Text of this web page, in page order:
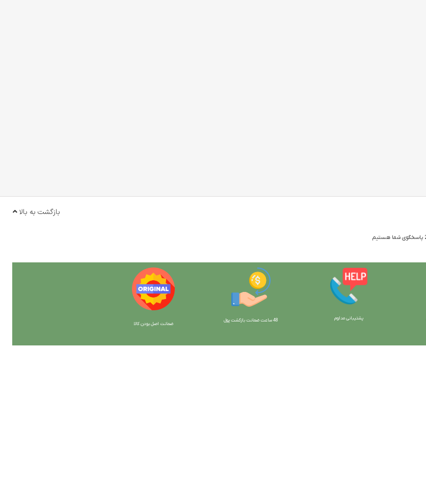
بازگشت به بالا
پشتیبانی مداوم 48 ساعت ضمانت بازگش ت پول
ضمانت اصل بودن کالا